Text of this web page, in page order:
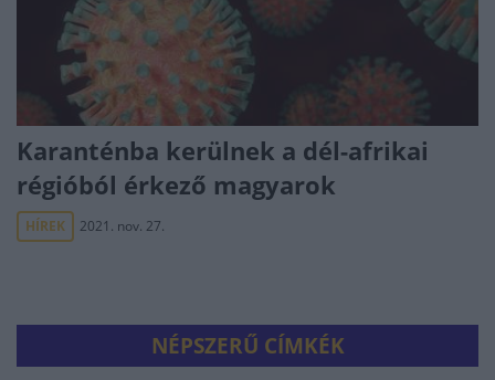
Karanténba kerülnek a dél-afrikai
régióból érkező magyarok
HÍREK 2021. nov. 27.
NÉPSZERŰ CÍMKÉK